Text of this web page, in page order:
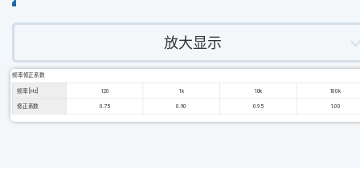
放大显示
频率修正系数
频率 [Hz] 120 1k 10k 100k
修正系数 0.75 0.90 0.95 1.00